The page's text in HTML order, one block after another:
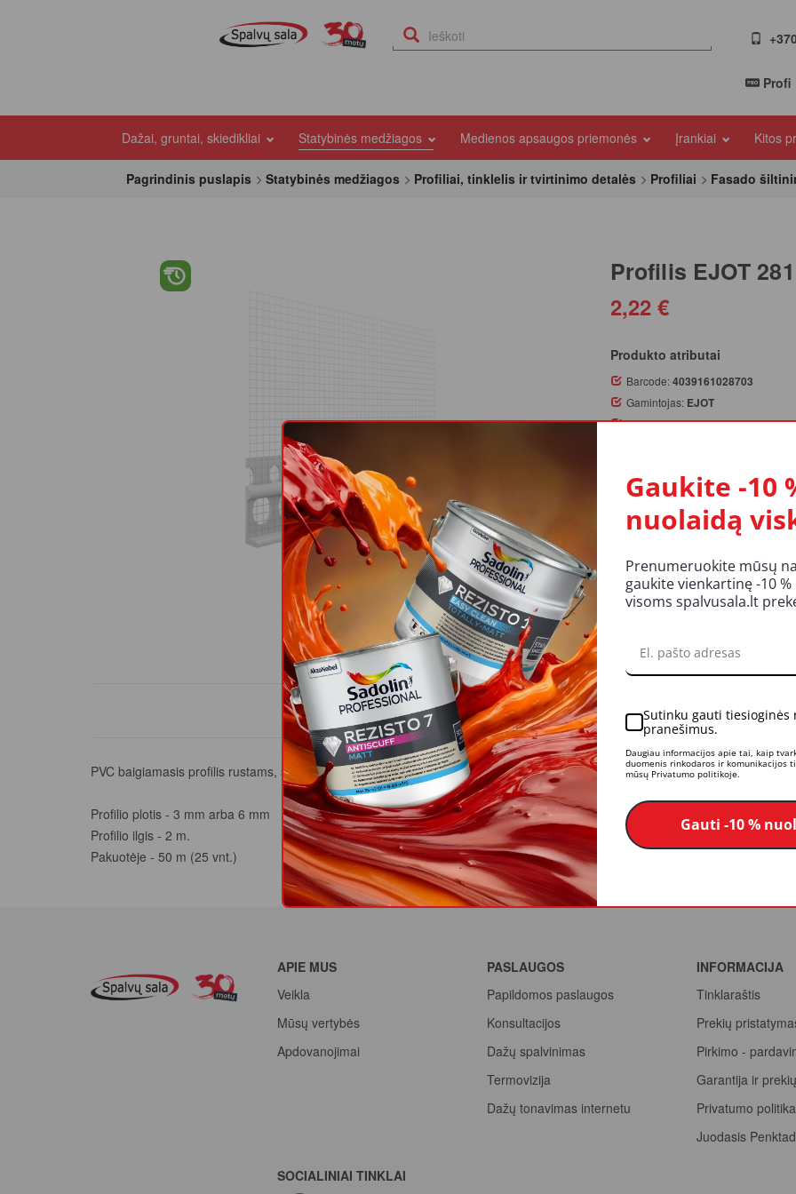
Profi
Dažai, gruntai, skiedikliai Statybinės medžiagos Medienos apsaugos priemonės Įrankiai Kitos
Pagrindinis puslapis
Statybinės medžiagos Profiliai, tinklelis ir tvirtinimo detalės Profiliai Fasado
Profilis EJOT
2,22 €
Produkto atributai
Barcode:4039161028703
Gamintojas: EJOT
Pakuotė:2m
Užsakymą pateikus iki 14
atsiėmimas galimas
KIEKIS:
Į
PRODUKTO APRAŠYMAS REITINGAI IR ATSILIEPIMAI
PVC baigiamasis profilis rustams, skirtingo storio bei spalvos tinko suvedimui.
Profilio plotis - 3 mm arba 6 mm
Profilio ilgis - 2 m.
Pakuotėje - 50 m (25 vnt.)
APIE MUS
Veikla
Mūsų vertybės
Apdovanojimai
PASLAUGOS
Papildomos paslaugos
Konsultacijos
Dažų spalvinimas
Termovizija
Dažų tonavimas internetu
INFORMACIJA
Tinklaraštis
Prekių
Pirkimo -
Garantija ir
Privatumo politika
Juodasis
SOCIALINIAI TINKLAI
Gaukite -10
nuolaidą
Prenumeruokite mūsų
gaukite vienkartinę -10
visoms spalvusala.lt
Sutinku gauti tiesioginės
pranešimus.
Daugiau informacijos apie tai, kaip
duomenis rinkodaros ir komunikacijos
mūsų Privatumo politikoje.
Gauti -10 %